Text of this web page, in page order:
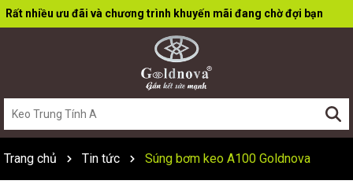
Rất nhiều ưu đãi và chương trình khuyến mãi đang chờ đợi bạn
Trang chủ Tin tức Súng bơm keo A100 Goldnova